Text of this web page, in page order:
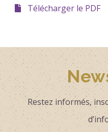
Télécharger le PDF
Restez informés,